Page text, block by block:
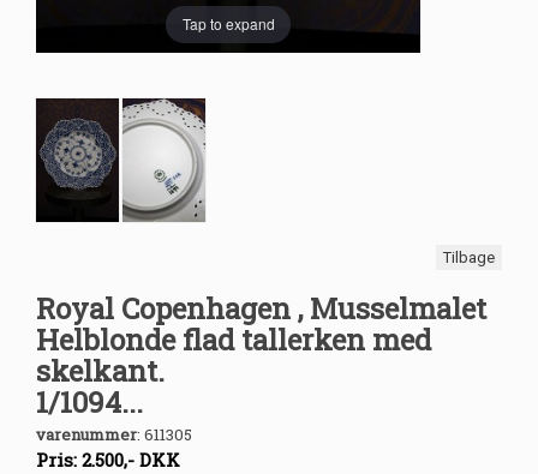
Tap to expand
Tilbage
Royal Copenhagen , Musselmalet
Helblonde flad tallerken med
skelkant.
1/1094...
varenummer: 611305
Pris: 2.500,- DKK